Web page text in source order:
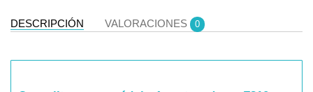
DESCRIPCIÓN VALORACIONES 0